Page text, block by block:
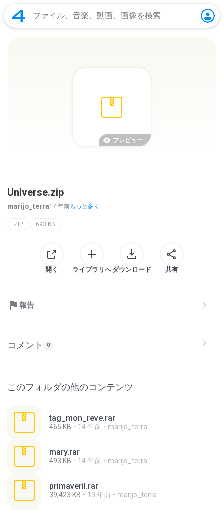
プレビュー
Universe.zip
marijo_terra17 年前もっと多く...
ZIP 693 KB
開く ライブラリへ ダウンロード 共有
報告
コメント 0
このフォルダの他のコンテンツ
tag_mon_reve.rar
465 KB 14 年前 marijo_terra
mary.rar
493 KB 14 年前 marijo_terra
primaveril.rar
39,423 KB 13 年前 marijo_terra